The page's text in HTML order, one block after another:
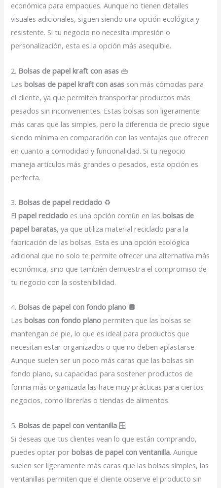
económica para empaques. Aunque no tienen detalles
visuales adicionales, siguen siendo una opción ecológica y
resistente. Si tu negocio no necesita impresión o
personalización, esta es la opción más asequible.
2. Bolsas de papel kraft con asas 👜
Lasbolsas de papel kraft con asas son más cómodas para
el cliente, ya que permiten transportar productos más
pesados sin inconvenientes. Estas bolsas son ligeramente
más caras que las simples, pero la diferencia de precio sigue
siendo mínima en comparación con las ventajas que ofrecen
en cuanto a comodidad y funcionalidad. Si tu negocio
maneja artículos más grandes o pesados, esta opción es
perfecta.
3. Bolsas de papel reciclado ♻️
Elpapel reciclado es una opción común en lasbolsas de
papel baratas, ya que utiliza material reciclado para la
fabricación de las bolsas. Esta es una opción ecológica
adicional que no solo te permite ofrecer una alternativa más
económica, sino que también demuestra el compromiso de
tu negocio con la sostenibilidad.
4. Bolsas de papel con fondo plano 🔲
Lasbolsas con fondo plano permiten que las bolsas se
mantengan de pie, lo que es ideal para productos que
necesitan estar organizados o que no deben aplastarse.
Aunque suelen ser un poco más caras que las bolsas sin
fondo plano, su capacidad para sostener productos de
forma más organizada las hace muy prácticas para ciertos
negocios, como librerías o tiendas de alimentos.
5. Bolsas de papel con ventanilla 🪟
Si deseas que tus clientes vean lo que están comprando,
puedes optar porbolsas de papel con ventanilla. Aunque
suelen ser ligeramente más caras que las bolsas simples, las
ventanillas permiten que el cliente observe el producto sin